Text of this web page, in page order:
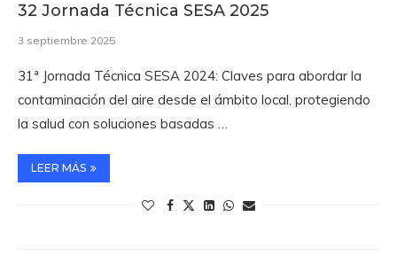
32 Jornada Técnica SESA 2025
3 septiembre 2025
31ª Jornada Técnica SESA 2024: Claves para abordar la
contaminación del aire desde el ámbito local, protegiendo
la salud con soluciones basadas …
LEER MÁS